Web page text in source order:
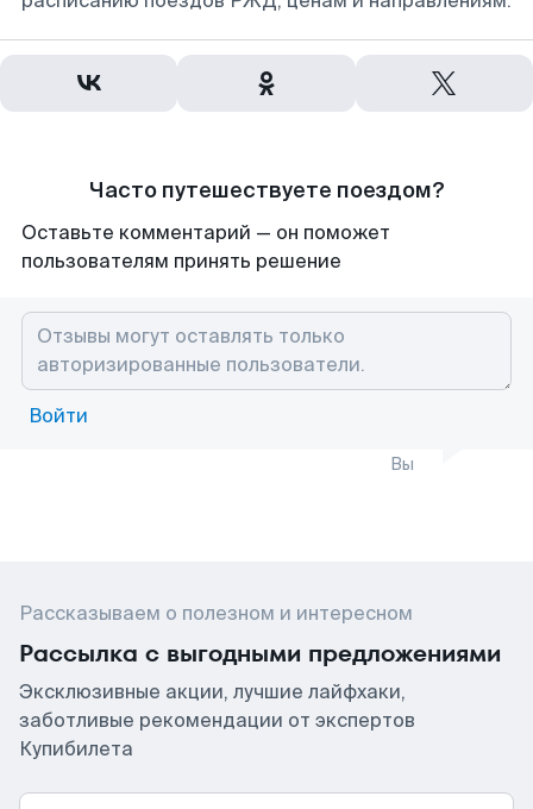
Часто путешествуете поездом?
Оставьте комментарий — он поможет
пользователям принять решение
Войти
Вы
Рассказываем о полезном и интересном
Рассылка с выгодными предложениями
Эксклюзивные акции, лучшие лайфхаки,
заботливые рекомендации от экспертов
Купибилета